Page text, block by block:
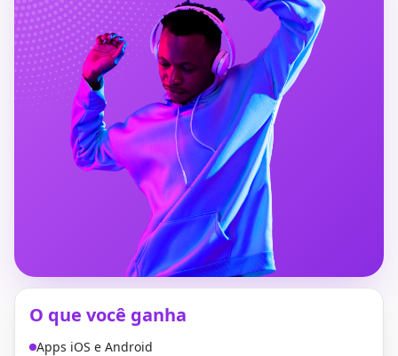
O que você ganha
Apps iOS e Android